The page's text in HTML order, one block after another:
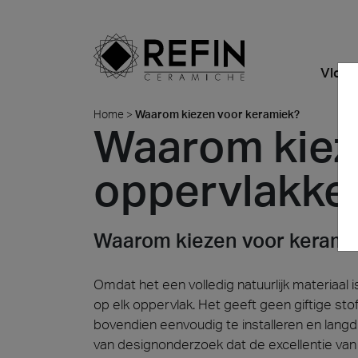
Uiterlijkheden
Kameropstellingen
Kleuren
Formaten
Alle Collecties
Kwaliteit
Waarom kiezen voor
keramiek?
Highlights
Wonen
Detailhandel
Food en restaurants
showrooms
Hospitality
BIM
Large Slabs
Maatwerk Dikke Tegels
Leginstructies
Veiligheidsinformatieblad
Nieuws
Refin DTS – Daring Art
Explorations
Metamorphoses by
Oliver Laric 2025
Glint by Quayola 2024
Bedrijf
Refin Experience
Duurzaamheid
Made in Italy
Contact
Home > Waarom kiezen voor keramiek?
Waarom
Waarom kiezen voor
Omdat het een volledig natuurlijk materiaal
op elk oppervlak. Het geeft geen giftige
bovendien eenvoudig te installeren en
van designonderzoek dat de excellentie